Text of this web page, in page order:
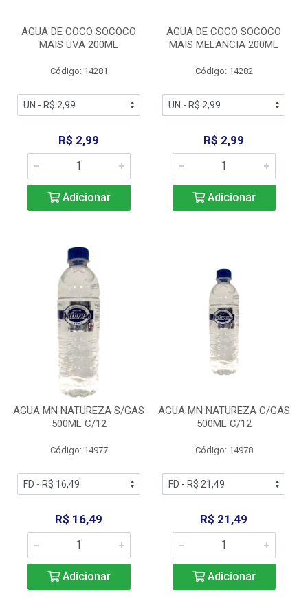
AGUA DE COCO SOCOCO
MAIS UVA 200ML
Código: 14281
R$ 2,99
Adicionar
AGUA DE COCO SOCOCO
MAIS MELANCIA 200ML
Código: 14282
R$ 2,99
Adicionar
AGUA MN NATUREZA S/GAS
500ML C/12
Código: 14977
R$ 16,49
Adicionar
AGUA MN NATUREZA C/GAS
500ML C/12
Código: 14978
R$ 21,49
Adicionar